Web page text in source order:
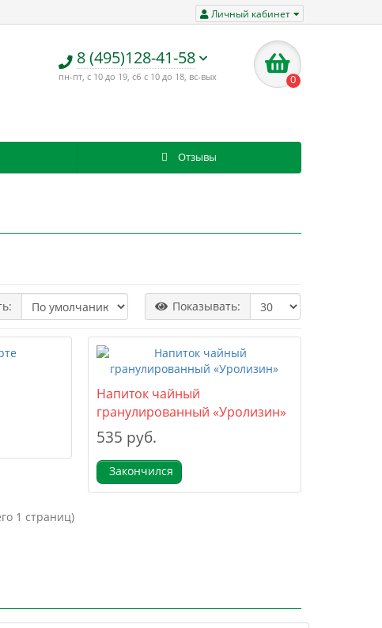
Личный кабинет
8 (495)128-41-58
пн-пт, с 10 до 19, сб с 10 до 18, вс-вых 0
Отзывы
Показывать:
Напиток чайный
гранулированный «Уролизин»
535 руб.
Закончился
1 страниц)